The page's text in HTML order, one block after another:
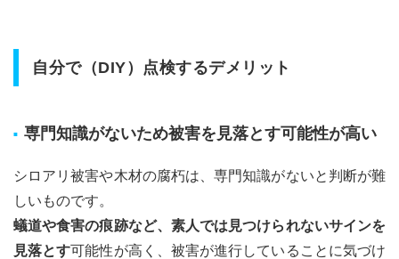
る暮
らし
自分で（DIY）点検するデメリット
専門知識がないため被害を見落とす可能性が高い
シロアリ被害や木材の腐朽は、専門知識がないと判断が難
しいものです。
蟻道や食害の痕跡など、素人では見つけられないサインを
見落とす可能性が高く、被害が進行していることに気づけ